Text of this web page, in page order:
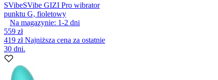
SVibeSVibe GIZI Pro wibrator
punktu G, fioletowy
Na magazynie: 1-2 dni
559 zł
419 złNajniższa cena za ostatnie
30 dni.